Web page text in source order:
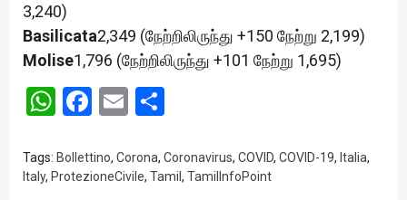
3,240)
Basilicata2,349 (நேற்றிலிருந்து +150 நேற்று 2,199)
Molise1,796 (நேற்றிலிருந்து +101 நேற்று 1,695)
WhatsApp
Facebook
Email
Tags: Bollettino, Corona, Coronavirus, COVID, COVID-19, Italia,
Italy, ProtezioneCivile, Tamil , TamilInfoPoint